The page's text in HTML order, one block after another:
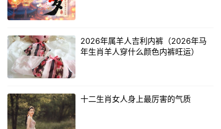
2026年属羊人吉利内裤（2026年马
年生肖羊人穿什么颜色内裤旺运）
十二生肖女人身上最厉害的气质